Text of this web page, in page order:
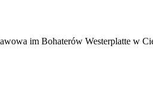
im Bohaterów Westerplatte w